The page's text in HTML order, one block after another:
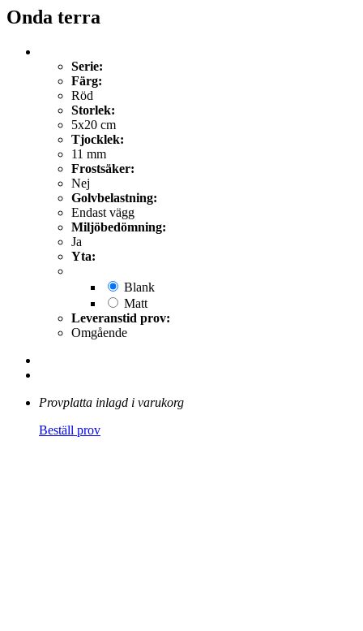
Onda terra
Serie:
Färg:
Röd
Storlek:
5x20 cm
Tjocklek:
11 mm
Frostsäker:
Nej
Golvbelastning:
Endast vägg
Miljöbedömning:
Ja
Yta:
Blank
Matt
Leveranstid prov:
Omgående
Provplatta inlagd i varukorg
Beställ prov